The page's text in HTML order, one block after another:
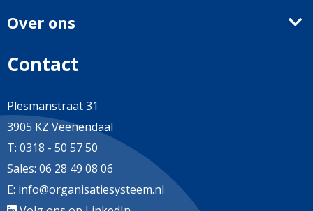
Over ons
Contact
Plesmanstraat 31
3905 KZ Veenendaal
T: 0318 - 50 57 50
Sales: 06 28 49 08 06
E: info@organisatiesysteem.nl